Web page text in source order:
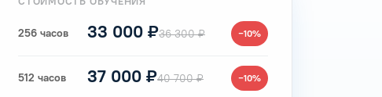
256 часов 33 000 ₽36 300 ₽ −10%
512 часов 37 000 ₽40 700 ₽ −10%